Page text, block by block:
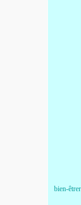
bien-être